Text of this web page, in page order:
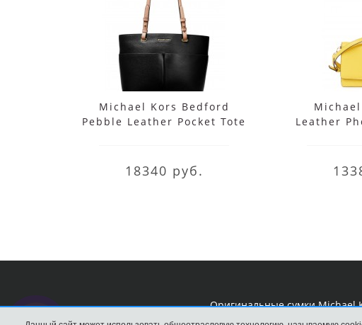
Michael Kors Bedford
Pebble Leather Pocket Tote
18340 руб.
Leather
Оригинальные сумки Michael